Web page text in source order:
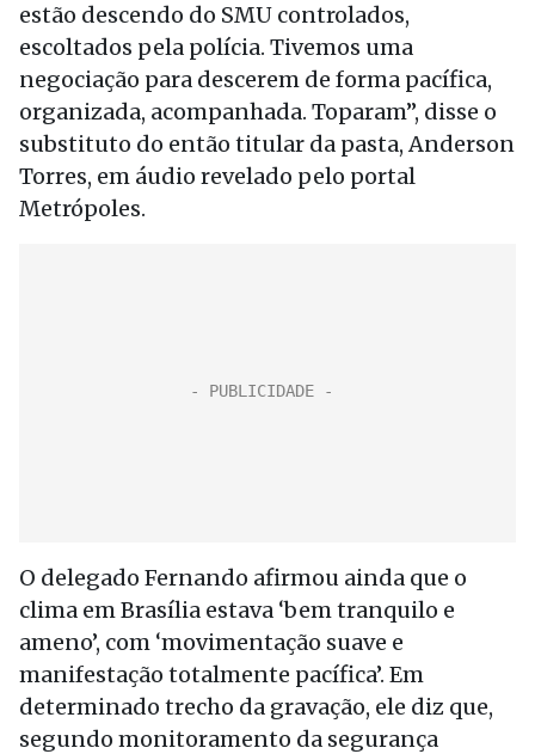
estão descendo do SMU controlados,
escoltados pela polícia. Tivemos uma
negociação para descerem de forma pacífica,
organizada, acompanhada. Toparam”, disse o
substituto do então titular da pasta, Anderson
Torres, em áudio revelado pelo portal
Metrópoles.
O delegado Fernando afirmou ainda que o
clima em Brasília estava ‘bem tranquilo e
ameno’, com ‘movimentação suave e
manifestação totalmente pacífica’. Em
determinado trecho da gravação, ele diz que,
segundo monitoramento da segurança